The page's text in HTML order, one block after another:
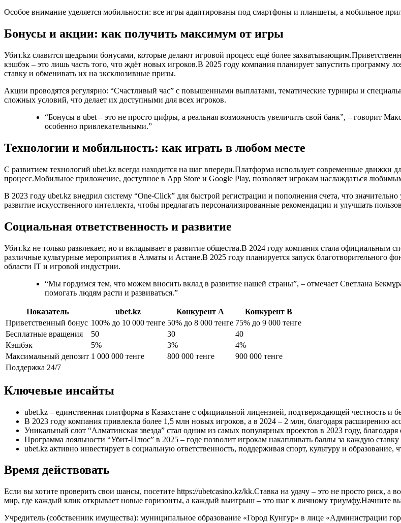
Особое внимание уделяется мобильности: все игры адаптированы под смартфоны и планшеты, а мобильное
Бонусы и акции: как получить максимум от игры
Убит.kz славится щедрыми бонусами, которые делают игровой процесс ещё более
кэшбэк – это лишь часть того, что ждёт новых игроков.В 2025 году компания планирует запустить программу
ставку и обменивать их на эксклюзивные призы.
Акции проводятся регулярно: “Счастливый час” с повышенными выплатами, тематические турниры и
сложных условий, что делает их доступными для всех игроков.
“Бонусы в ubet – это не просто цифры, а реальная возможность увеличить свой банк”, – говорит
особенно привлекательными.”
Технологии и мобильность: как играть в любом месте
С развитием технологий ubet.kz всегда находится на шаг впереди.Платформа использует современные движки
процесс.Мобильное приложение, доступное в App Store и Google Play, позволяет игрокам наслаждаться
В 2023 году ubet.kz внедрил систему “One‑Click” для быстрой регистрации и пополнения счета, что
развитие искусственного интеллекта, чтобы предлагать персонализированные рекомендации и улучшать
Социальная ответственность и развитие
Убит.kz не только развлекает, но и вкладывает в развитие общества.В 2024 году компания стала официальным
различные культурные мероприятия в Алматы и Астане.В 2025 году планируется запуск благотворительного
области IT и игровой индустрии.
“Мы гордимся тем, что можем вносить вклад в развитие нашей страны”, – отмечает Светлана
помогать людям расти и развиваться.”
Показатель ubet.kz Конкурент A
Конкурент B
Приветственный бонус 100% до 10 000 тенге 50% до 8 000 тенге 75% до 9 000 тенге
Бесплатные вращения
50 30
40
Кэшбэк
5% 3%
4%
Максимальный депозит 1 000 000 тенге 800 000 тенге
900 000 тенге
Поддержка 24/7
Ключевые инсайты
ubet.kz – единственная платформа в Казахстане с официальной лицензией, подтверждающей честность и
В 2023 году компания привлекла более 1,5 млн новых игроков, а в 2024 – 2 млн, благодаря расширению
Уникальный слот “Алматинская звезда” стал одним из самых популярных проектов в 2023 году,
Программа лояльности “Убит‑Плюс” в 2025 – годе позволит игрокам накапливать баллы за каждую
ubet.kz активно инвестирует в социальную ответственность, поддерживая спорт, культуру и образование,
Время действовать
Если вы хотите проверить свои шансы, посетите https://ubetcasino.kz/kk.Ставка на удачу – это не просто риск, а
мир, где каждый клик открывает новые горизонты, а каждый выигрыш – это шаг к личному триумфу.Начните
Учредитель (собственник имущества): муниципальное образование «Город Кунгур» в лице «Администрации